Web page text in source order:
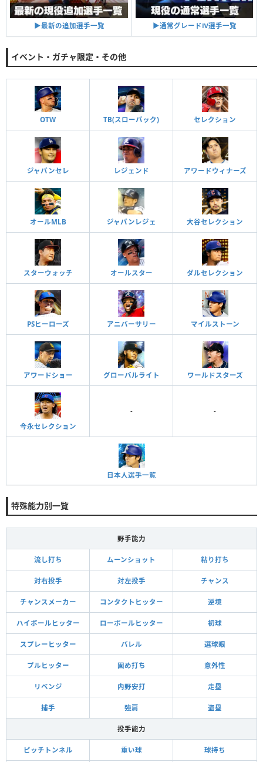
▶︎最新の追加選手一覧 ▶︎通常グレードⅣ選手一覧
イベント・ガチャ限定・その他
OTW TB(スローバック) セレクション
ジャパンセレ レジェンド アワードウィナーズ
オールMLB ジャパンレジェ 大谷セレクション
スターウォッチ オールスター ダルセレクション
PSヒーローズ アニバーサリー マイルストーン
アワードショー グローバルライト ワールドスターズ
今永セレクション
- -
日本人選手一覧
特殊能力別一覧
野手能力
流し打ち ムーンショット 粘り打ち
対右投手 対左投手 チャンス
チャンスメーカー コンタクトヒッター 逆境
ハイボールヒッター ローボールヒッター 初球
スプレーヒッター バレル 選球眼
プルヒッター 固め打ち 意外性
リベンジ 内野安打 走塁
捕手 強肩 盗塁
投手能力
ピッチトンネル 重い球 球持ち